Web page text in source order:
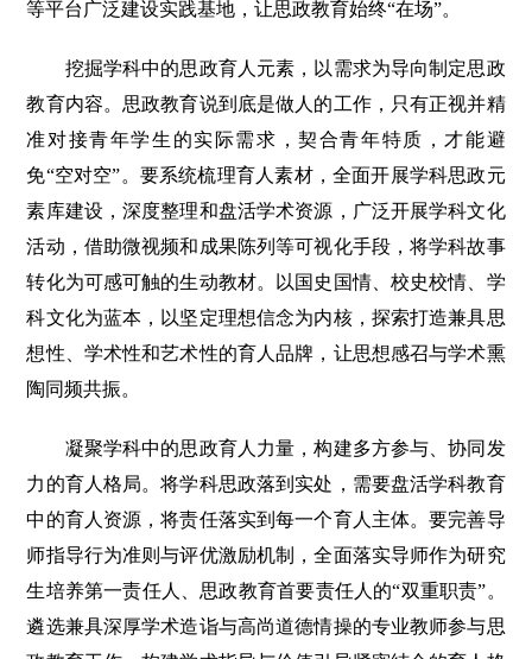
等平台广泛建设实践基地，让思政教育始终“在场”。
挖掘学科中的思政育人元素，以需求为导向制定思政
教育内容。思政教育说到底是做人的工作，只有正视并精
准对接青年学生的实际需求，契合青年特质，才能避
免“空对空”。要系统梳理育人素材，全面开展学科思政元
素库建设，深度整理和盘活学术资源，广泛开展学科文化
活动，借助微视频和成果陈列等可视化手段，将学科故事
转化为可感可触的生动教材。以国史国情、校史校情、学
科文化为蓝本，以坚定理想信念为内核，探索打造兼具思
想性、学术性和艺术性的育人品牌，让思想感召与学术熏
陶同频共振。
凝聚学科中的思政育人力量，构建多方参与、协同发
力的育人格局。将学科思政落到实处，需要盘活学科教育
中的育人资源，将责任落实到每一个育人主体。要完善导
师指导行为准则与评优激励机制，全面落实导师作为研究
生培养第一责任人、思政教育首要责任人的“双重职责”。
遴选兼具深厚学术造诣与高尚道德情操的专业教师参与思